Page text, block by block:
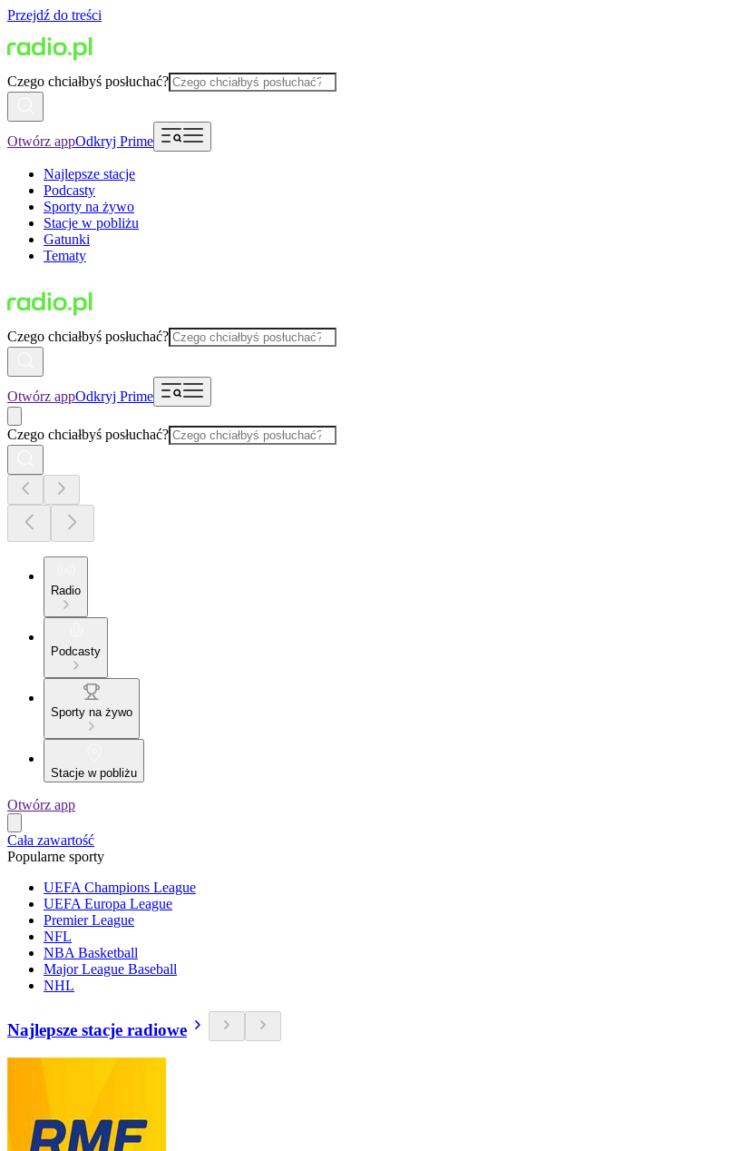
Przejdź do treści
Czego chciałbyś posłuchać?
Otwórz appOdkryj Prime
Najlepsze stacje
Podcasty
Sporty na żywo
Stacje w pobliżu
Gatunki
Tematy
Czego chciałbyś posłuchać?
Otwórz appOdkryj Prime
Czego chciałbyś posłuchać?
Radio
Podcasty
Sporty na żywo
Stacje w pobliżu
Otwórz app
Cała zawartość
Popularne sporty
UEFA Champions League
UEFA Europa League
Premier League
NFL
NBA Basketball
Major League Baseball
NHL
Najlepsze stacje radiowe